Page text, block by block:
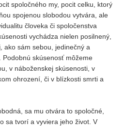
spoločného my, pocit celku, ktorý
spojenou slobodou vytvára, ale
človeka či spoločenstva
vychádza nielen posilnený,
ako sám sebou, jedinečný a
skúsenosť môžeme
v náboženskej skúsenosti, v
ohrození, či v blízkosti smrti a
sa mu otvára to spoločné,
sa tvorí a vyviera jeho život. V